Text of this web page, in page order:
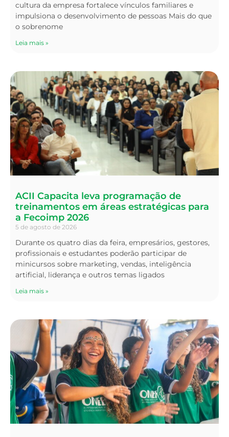
cultura da empresa fortalece vínculos familiares e
impulsiona o desenvolvimento de pessoas Mais do que
o sobrenome
Leia mais »
ACII Capacita leva programação de
treinamentos em áreas estratégicas para
a Fecoimp 2026
5 de agosto de 2026
Durante os quatro dias da feira, empresários, gestores,
profissionais e estudantes poderão participar de
minicursos sobre marketing, vendas, inteligência
artificial, liderança e outros temas ligados
Leia mais »